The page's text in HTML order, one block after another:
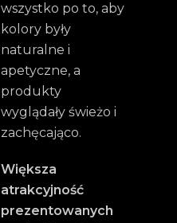
wszystko po to, aby
kolory były
naturalne i
apetyczne, a
produkty
wyglądały świeżo i
zachęcająco.
Większa
atrakcyjność
prezentowanych